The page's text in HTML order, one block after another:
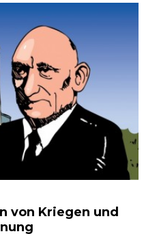
von Kriegen und